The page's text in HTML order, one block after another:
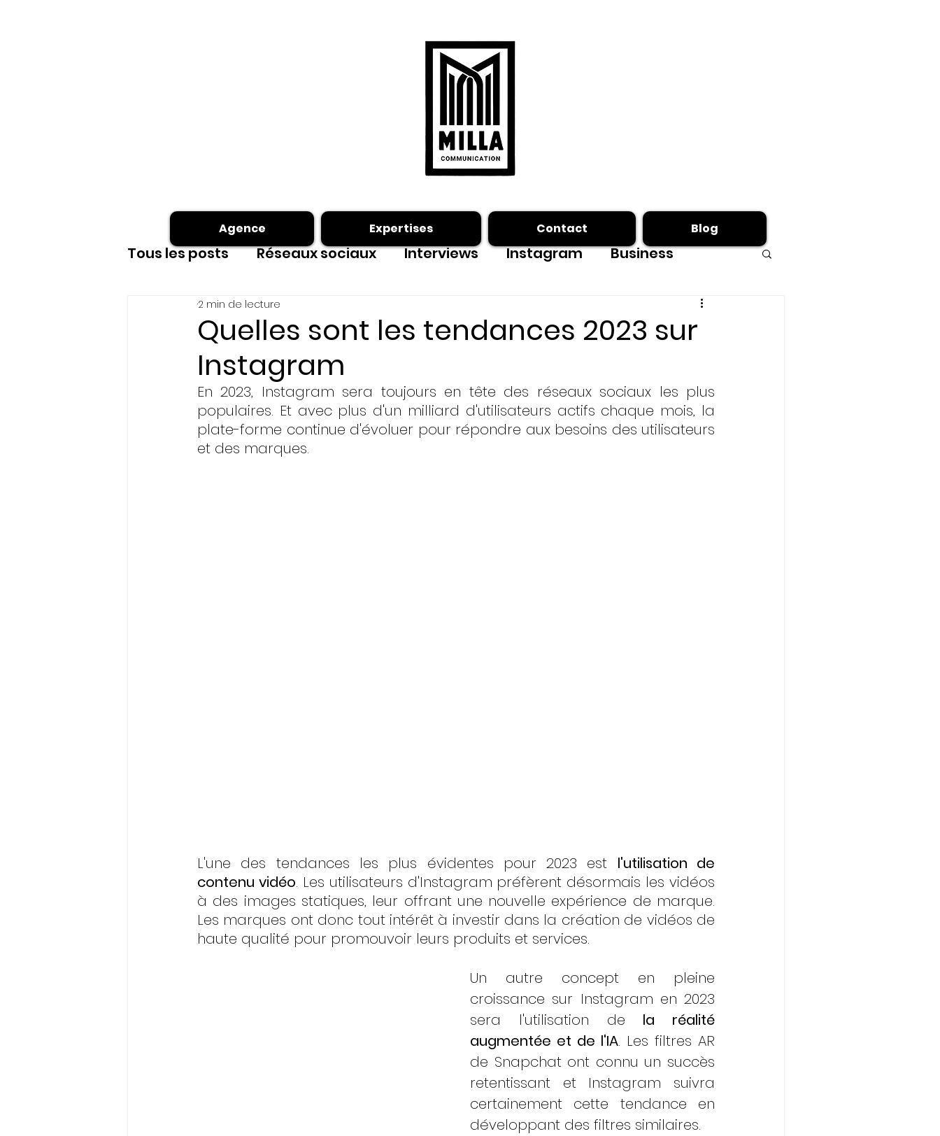
Tous les posts Réseaux sociaux Interviews Instagram Business
Site internet shooting photo
Initiatives & Engagements
Quelles sont les tendances 2023 sur
Instagram
2 min de lecture
En 2023, Instagram sera toujours en tête des réseaux sociaux les plus
populaires. Et avec plus d'un milliard d'utilisateurs actifs chaque mois, la
plate-forme continue d'évoluer pour répondre aux besoins des utilisateurs
et des marques.
L'une des tendances les plus évidentes pour 2023 est l'utilisation de
contenu vidéo. Les utilisateurs d'Instagram préfèrent désormais les vidéos
à des images statiques, leur offrant une nouvelle expérience de marque.
Les marques ont donc tout intérêt à investir dans la création de vidéos de
haute qualité pour promouvoir leurs produits et services.
Un autre concept en pleine
croissance sur Instagram en 2023
sera l'utilisation de la réalité
augmentée et de l'IA. Les filtres AR
de Snapchat ont connu un succès
retentissant et Instagram suivra
certainement cette tendance en
développant des filtres similaires.
Agence Expertises Contact Blog